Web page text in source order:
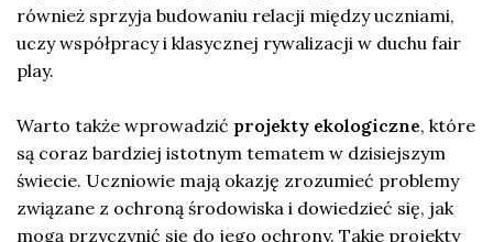
również sprzyja budowaniu relacji między uczniami,
uczy współpracy i klasycznej rywalizacji w duchu fair
play.
Warto także wprowadzić projekty ekologiczne, które
są coraz bardziej istotnym tematem w dzisiejszym
świecie. Uczniowie mają okazję zrozumieć problemy
związane z ochroną środowiska i dowiedzieć się, jak
mogą przyczynić się do jego ochrony. Takie projekty